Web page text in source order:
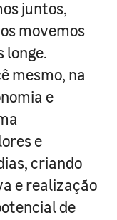
juntos,
movemos
longe.
mesmo, na
e
e
criando
e realização
de